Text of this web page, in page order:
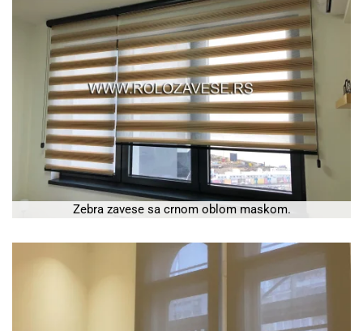
Zebra zavese sa crnom oblom maskom.